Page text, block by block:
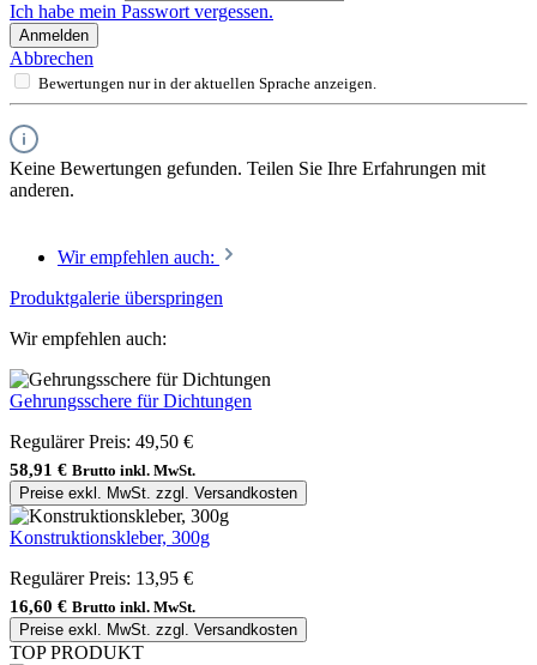
Ich habe mein Passwort vergessen.
Anmelden
Abbrechen
Bewertungen nur in der aktuellen Sprache anzeigen.
Keine Bewertungen gefunden. Teilen Sie Ihre Erfahrungen mit
anderen.
Wir empfehlen auch:
Produktgalerie überspringen
Wir empfehlen auch:
Gehrungsschere für Dichtungen
Regulärer Preis: 49,50 €
58,91 € Brutto inkl. MwSt.
Preise exkl. MwSt. zzgl. Versandkosten
Konstruktionskleber, 300g
Regulärer Preis: 13,95 €
16,60 € Brutto inkl. MwSt.
Preise exkl. MwSt. zzgl. Versandkosten
TOP PRODUKT